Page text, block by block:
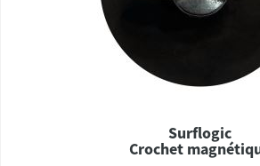
Surflogic
Crochet